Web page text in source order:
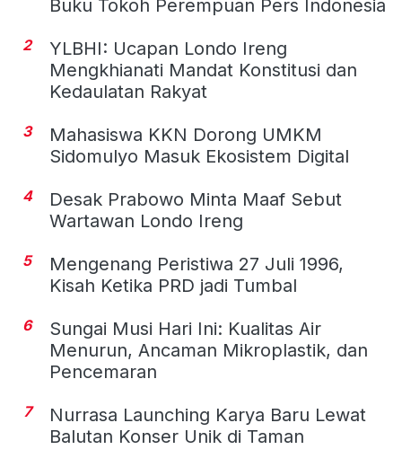
Buku Tokoh Perempuan Pers Indonesia
2
YLBHI: Ucapan Londo Ireng
Mengkhianati Mandat Konstitusi dan
Kedaulatan Rakyat
3
Mahasiswa KKN Dorong UMKM
Sidomulyo Masuk Ekosistem Digital
4
Desak Prabowo Minta Maaf Sebut
Wartawan Londo Ireng
5
Mengenang Peristiwa 27 Juli 1996,
Kisah Ketika PRD jadi Tumbal
6
Sungai Musi Hari Ini: Kualitas Air
Menurun, Ancaman Mikroplastik, dan
Pencemaran
7
Nurrasa Launching Karya Baru Lewat
Balutan Konser Unik di Taman